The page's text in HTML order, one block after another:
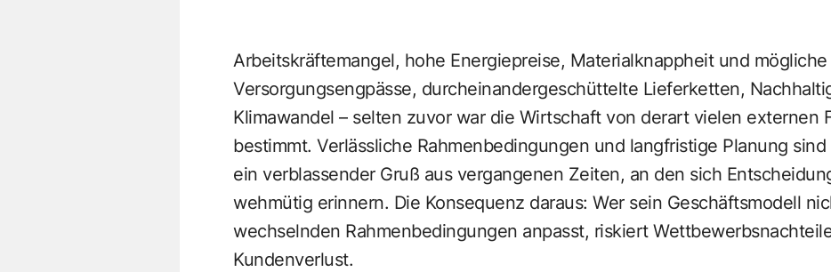
Arbeitskräftemangel, hohe Energiepreise, Materialknappheit und mögliche
Versorgungsengpässe, durcheinandergeschüttelte Lieferketten,
Klimawandel – selten zuvor war die Wirtschaft von derart vielen externen
bestimmt. Verlässliche Rahmenbedingungen und langfristige Planung sind
ein verblassender Gruß aus vergangenen Zeiten, an den sich
wehmütig erinnern. Die Konsequenz daraus: Wer sein Geschäftsmodell
wechselnden Rahmenbedingungen anpasst, riskiert
Kundenverlust.